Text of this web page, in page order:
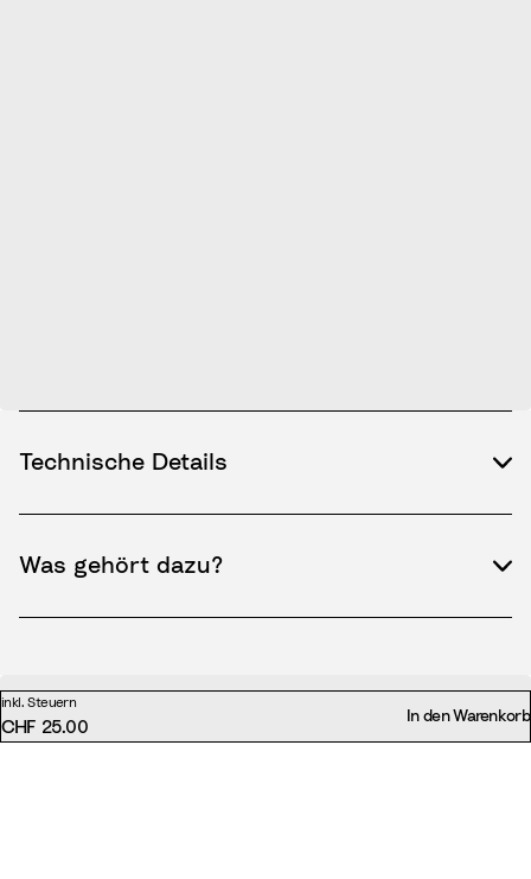
Technische Details
Was gehört dazu?
inkl. Steuern
CHF 25.00
In den Warenkorb